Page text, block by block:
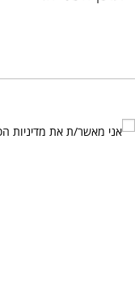
אני מאשר/ת את מדיניות